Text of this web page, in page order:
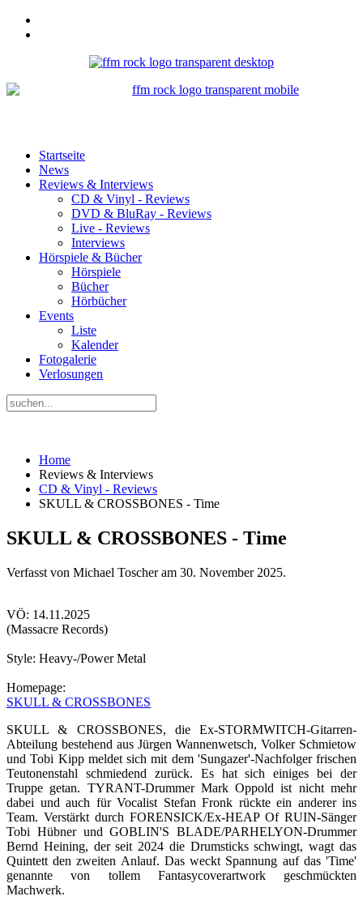
Startseite
News
Reviews & Interviews
CD & Vinyl - Reviews
DVD & BluRay - Reviews
Live - Reviews
Interviews
Hörspiele & Bücher
Hörspiele
Bücher
Hörbücher
Events
Liste
Kalender
Fotogalerie
Verlosungen
Home
Reviews & Interviews
CD & Vinyl - Reviews
SKULL & CROSSBONES - Time
SKULL & CROSSBONES - Time
Verfasst von Michael Toscher am 30. November 2025.
VÖ: 14.11.2025
(Massacre Records)
Style: Heavy-/Power Metal
Homepage:
SKULL & CROSSBONES
SKULL & CROSSBONES, die Ex-STORMWITCH-Gitarren-
Abteilung bestehend aus Jürgen Wannenwetsch, Volker Schmietow
und Tobi Kipp meldet sich mit dem 'Sungazer'-Nachfolger frischen
Teutonenstahl schmiedend zurück. Es hat sich einiges bei der
Truppe getan. TYRANT-Drummer Mark Oppold ist nicht mehr
dabei und auch für Vocalist Stefan Fronk rückte ein anderer ins
Team. Verstärkt durch FORENSICK/Ex-HEAP Of RUIN-Sänger
Tobi Hübner und GOBLIN'S BLADE/PARHELYON-Drummer
Bernd Heining, der seit 2024 die Drumsticks schwingt, wagt das
Quintett den zweiten Anlauf. Das weckt Spannung auf das 'Time'
genannte von tollem Fantasycoverartwork geschmückten
Machwerk.